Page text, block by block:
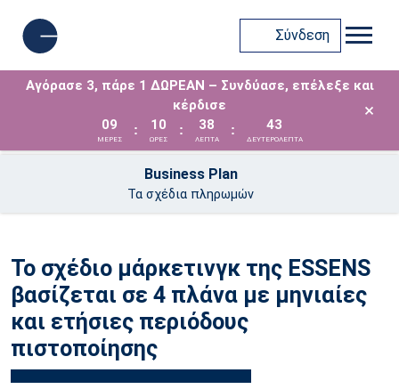
Σύνδεση
Αγόρασε 3, πάρε 1 ΔΩΡΕΑΝ – Συνδύασε, επέλεξε και
κέρδισε
09
ΜΈΡΕΣ
: 10
ΩΡΕΣ
: 38
ΛΕΠΤΑ
: 43
ΔΕΥΤΕΡΟΛΕΠΤΑ
×
Business Plan
Τα σχέδια πληρωμών
Το σχέδιο μάρκετινγκ της ESSENS
βασίζεται σε 4 πλάνα με μηνιαίες
και ετήσιες περιόδους
πιστοποίησης